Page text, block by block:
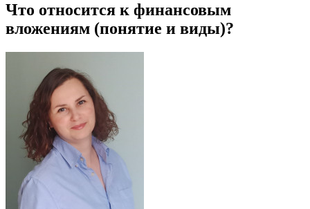
Что относится к финансовым
вложениям (понятие и виды)?